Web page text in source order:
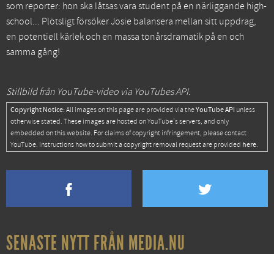
som reporter: hon ska låtsas vara student på en närliggande high-
school... Plötsligt försöker Josie balansera mellan sitt uppdrag,
en potentiell kärlek och en massa tonårsdramatik på en och
samma gång!
Stillbild från YouTube-video via YouTubes API.
Copyright Notice: All images on this page are provided via theYouTube API unless
otherwise stated. These images are hosted on YouTube's servers, and only
embedded on this website. For claims of copyright infringement, please contact
YouTube. Instructions how to submit a copyright removal request are provided here.
SENASTE NYTT FRÅN MEDIA.NU